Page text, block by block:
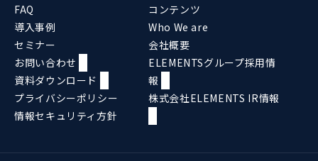
FAQ
導入事例
セミナー
コンテンツ
Who We are
会社概要
お問い合わせ
資料ダウンロード
プライバシーポリシー
情報セキュリティ方針
ELEMENTSグループ採用情
報
株式会社ELEMENTS IR情報